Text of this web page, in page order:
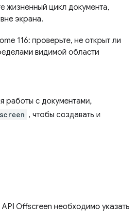
жизненный цикл документа,
экрана.
116: проверьте, не открыт ли
видимой области
работы с документами,
, чтобы создавать и
Offscreen необходимо указать